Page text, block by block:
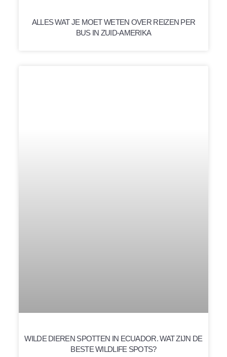
ALLES WAT JE MOET WETEN OVER REIZEN PER
BUS IN ZUID-AMERIKA
WILDE DIEREN SPOTTEN IN ECUADOR. WAT ZIJN DE
BESTE WILDLIFE SPOTS?